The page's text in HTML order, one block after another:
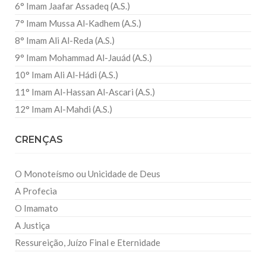
6° Imam Jaafar Assadeq (A.S.)
7° Imam Mussa Al-Kadhem (A.S.)
8° Imam Ali Al-Reda (A.S.)
9° Imam Mohammad Al-Jauád (A.S.)
10° Imam Ali Al-Hádi (A.S.)
11° Imam Al-Hassan Al-Ascari (A.S.)
12° Imam Al-Mahdi (A.S.)
CRENÇAS
O Monoteísmo ou Unicidade de Deus
A Profecia
O Imamato
A Justiça
Ressureição, Juízo Final e Eternidade